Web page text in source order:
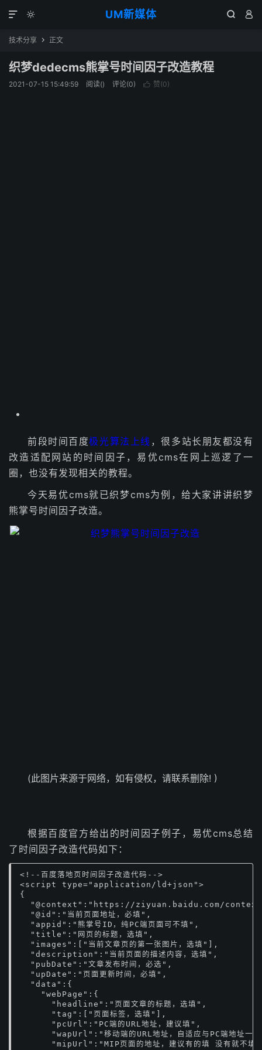
UM新媒体
  

技术分享  正文
织梦dedecms熊掌号时间因子改造教程
2021-07-15 15:49:59 阅读() 评论(0)  赞(0)
前段时间百度极光算法上线 ，很多站长朋友都没有
改造适配网站的时间因子，易优cms在网上巡逻了一
圈，也没有发现相关的教程。
今天易优cms就已织梦cms为例，给大家讲讲织梦
熊掌号时间因子改造。
(此图片来源于网络，如有侵权，请联系删除! )
根据百度官方给出的时间因子例子，易优cms总结
了时间因子改造代码如下：
<!--百度落地页时间因子改造代码-->
<script type="application/ld+json">
{
"@context":"https://ziyuan.baidu.com/
  "@id":"当前页面地址，必填",
  "appid":"熊掌号ID，纯PC端页面可不填",
  "title":"网页的标题，选填",
  "images":["当前文章页的第一张图片，选填"],
  "description":"当前页面的描述内容，选填",
  "pubDate":"文章发布时间，必选",
  "upDate":"页面更新时间，必填",
  "data":{
    "webPage":{
      "headline":"页面文章的标题，选填",
      "tag":["页面标签，选填"],
      "pcUrl":"PC端的URL地址，建议填",
"wapUrl":"移动端的URL地址，自适应与PC端地址一样
"mipUrl":"MIP页面的地址，建议有的填 没有就不填